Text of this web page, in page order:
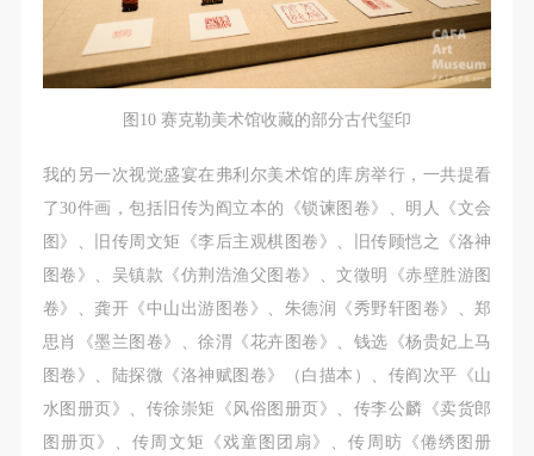
图10 赛克勒美术馆收藏的部分古代玺印
我的另一次视觉盛宴在弗利尔美术馆的库房举行，一共提看
了30件画，包括旧传为阎立本的《锁谏图卷》、明人《文会
图》、旧传周文矩《李后主观棋图卷》、旧传顾恺之《洛神
图卷》、吴镇款《仿荆浩渔父图卷》、文徵明《赤壁胜游图
卷》、龚开《中山出游图卷》、朱德润《秀野轩图卷》、郑
思肖《墨兰图卷》、徐渭《花卉图卷》、钱选《杨贵妃上马
图卷》、陆探微《洛神赋图卷》（白描本）、传阎次平《山
水图册页》、传徐崇矩《风俗图册页》、传李公麟《卖货郎
图册页》、传周文矩《戏童图团扇》、传周昉《倦绣图册